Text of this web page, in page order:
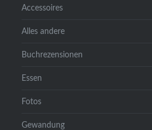
Accessoires
Alles andere
Buchrezensionen
Essen
Fotos
Gewandung